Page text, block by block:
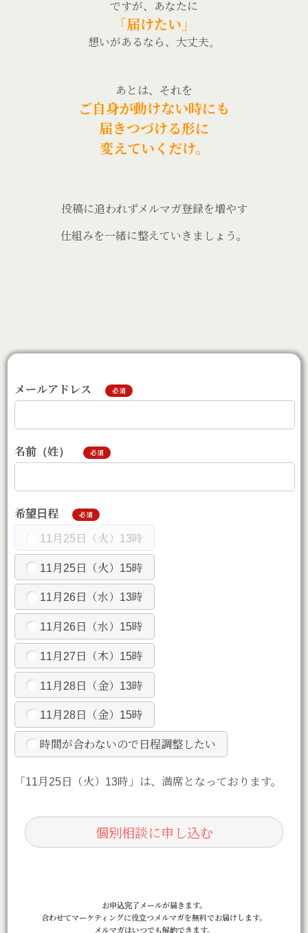
ですが、あなたに
「届けたい」
想いがあるなら、大丈夫。
あとは、それを
ご自身が動けない時にも
届きつづける形に
変えていくだけ。
投稿に追われずメルマガ登録を増やす
仕組みを一緒に整えていきましょう。
メールアドレス 必須
名前（姓） 必須
希望日程 必須
11月25日（火）13時
11月25日（火）15時
11月26日（水）13時
11月26日（水）15時
11月27日（木）15時
11月28日（金）13時
11月28日（金）15時
時間が合わないので日程調整したい
「11月25日（火）13時」は、満席となっております。
お申込完了メールが届きます。
合わせてマーケティングに役立つメルマガを無料でお届けします。
メルマガはいつでも解約できます。